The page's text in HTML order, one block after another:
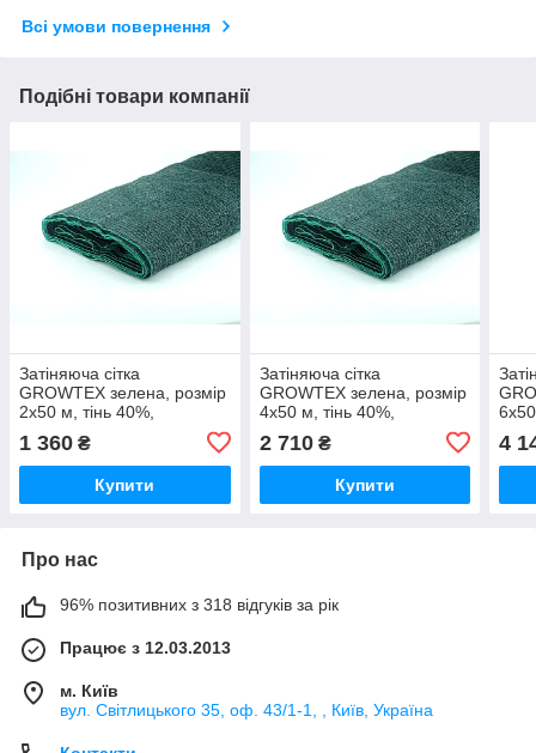
Всі умови повернення
Подібні товари компанії
Затіняюча сітка
GROWTEX зелена, розмір
2х50 м, тінь 40%,
1 360 ₴
Купити
Затіняюча сітка
GROWTEX зелена, розмір
4х50 м, тінь 40%,
2 710₴
Купити
4
Про нас
96% позитивних з 318 відгуків за рік
Працює з 12.03.2013
м. Київ
вул. Світлицького 35, оф. 43/1-1, , Київ, Україна